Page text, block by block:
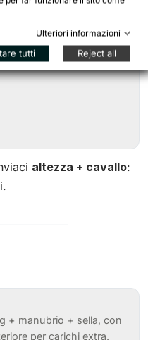
altezza + cavallo:
+ manubrio + sella, con
per carichi extra.
Ulteriori informazioni
tutti Reject all